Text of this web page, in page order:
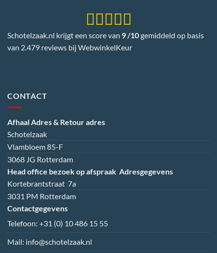
Schotelzaak.nl krijgt een score van 9 /10gemiddeld op basis
van 2.479 reviews bij WebwinkelKeur
CONTACT
Afhaal Adres & Retour adres
Schotelzaak
Vlambloem 85-F
3068 JG Rotterdam
Head office bezoek op afspraak Adresgegevens
Kortebrantstraat 7a
3031 PM Rotterdam
Contactgegevens
Telefoon: +31 (0) 10 486 15 55
Mail: info@schotelzaak.nl